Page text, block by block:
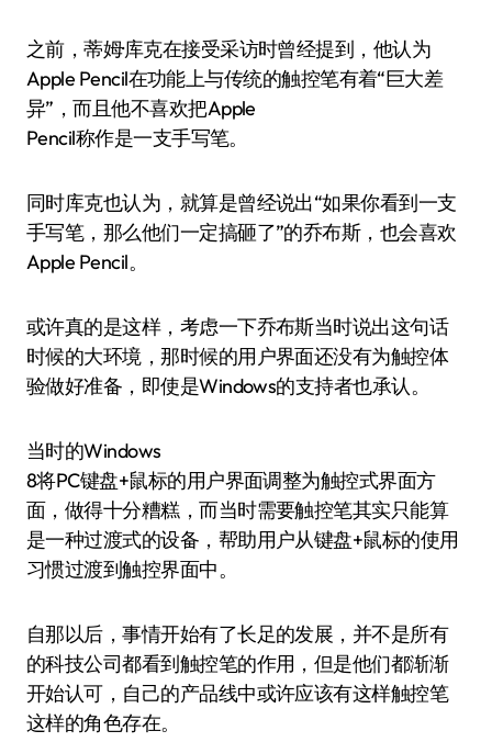
之前，蒂姆·库克在接受采访时曾经提到，他认为
Apple Pencil在功能上与传统的触控笔有着“巨大差
异”，而且他不喜欢把Apple
Pencil称作是一支手写笔。
同时库克也认为，就算是曾经说出“如果你看到一支
手写笔，那么他们一定搞砸了”的乔布斯，也会喜欢
Apple Pencil。
或许真的是这样，考虑一下乔布斯当时说出这句话
时候的大环境，那时候的用户界面还没有为触控体
验做好准备，即使是Windows的支持者也承认。
当时的Windows
8将PC键盘+鼠标的用户界面调整为触控式界面方
面，做得十分糟糕，而当时需要触控笔其实只能算
是一种过渡式的设备，帮助用户从键盘+鼠标的使用
习惯过渡到触控界面中。
自那以后，事情开始有了长足的发展，并不是所有
的科技公司都看到触控笔的作用，但是他们都渐渐
开始认可，自己的产品线中或许应该有这样触控笔
这样的角色存在。